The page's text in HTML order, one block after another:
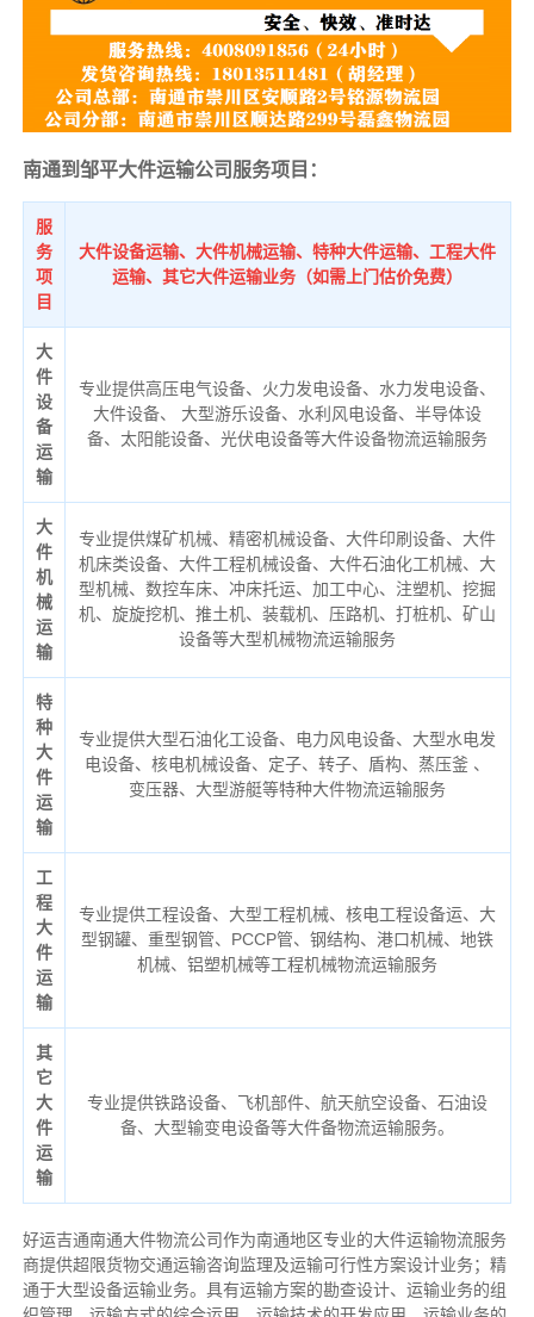
南通到邹平大件运输公司服务项目：
服
务
项
目
大件设备运输、大件机械运输、特种大件运输、工程大件
运输、其它大件运输业务（如需上门估价免费）
大
件
设
备
运
输
专业提供高压电气设备、火力发电设备、水力发电设备、
大件设备、 大型游乐设备、水利风电设备、半导体设
备、太阳能设备、光伏电设备等大件设备物流运输服务
大
件
机
械
运
输
专业提供煤矿机械、精密机械设备、大件印刷设备、大件
机床类设备、大件工程机械设备、大件石油化工机械、大
型机械、数控车床、冲床托运、加工中心、注塑机、挖掘
机、旋旋挖机、推土机、装载机、压路机、打桩机、矿山
设备等大型机械物流运输服务
特
种
大
件
运
输
专业提供大型石油化工设备、电力风电设备、大型水电发
电设备、核电机械设备、定子、转子、盾构、蒸压釜 、
变压器、大型游艇等特种大件物流运输服务
工
程
大
件
运
输
专业提供工程设备、大型工程机械、核电工程设备运、大
型钢罐、重型钢管、PCCP管、钢结构、港口机械、地铁
机械、铝塑机械等工程机械物流运输服务
其
它
大
件
运
输
专业提供铁路设备、飞机部件、航天航空设备、石油设
备、大型输变电设备等大件备物流运输服务。
好运吉通南通大件物流公司作为南通地区专业的大件运输物流服务
商提供超限货物交通运输咨询监理及运输可行性方案设计业务；精
通于大型设备运输业务。具有运输方案的勘查设计、运输业务的组